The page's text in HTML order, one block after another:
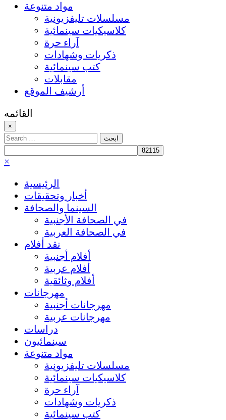
مواد متنوعة
مسلسلات تليفزيونية
كلاسيكيات سينمائية
آراء حرة
ذكريات وشهادات
كتب سينمائية
مقابلات
أرشيف الموقع
القائمه
×
Search
for:
×
الرئيسية
أخبار وتحقيقات
السينما والصحافة
في الصحافة الأجنبية
في الصحافة العربية
نقد أفلام
أفلام أجنبية
أفلام عربية
أفلام وثائقية
مهرجانات
مهرجانات أجنبية
مهرجانات عربية
دراسات
سينمائيون
مواد متنوعة
مسلسلات تليفزيونية
كلاسيكيات سينمائية
آراء حرة
ذكريات وشهادات
كتب سينمائية